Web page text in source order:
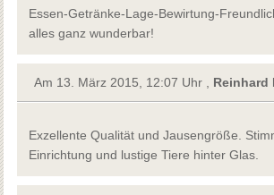
Essen-Getränke-Lage-Bewirtung-
alles ganz wunderbar!
Am 13. März 2015, 12:07 Uhr , Reinhard
Exzellente Qualität und Jausengröße.
Einrichtung und lustige Tiere hinter Glas.